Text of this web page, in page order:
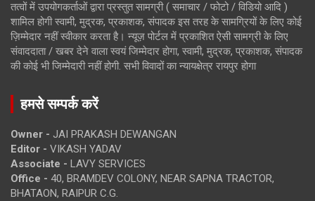
तत्वों में उपयोगकर्ताओं द्वारा प्रस्तुत सामग्री ( समाचार / फोटो / विडियो आदि )
शामिल होगी स्वामी, मुद्रक, प्रकाशक, संपादक इस तरह के सामग्रियों के लिए कोई
ज़िम्मेदार नहीं स्वीकार करता है। न्यूज़ पोर्टल में प्रकाशित ऐसी सामग्री के लिए
संवाददाता / खबर देने वाला स्वयं जिम्मेदार होगा, स्वामी, मुद्रक, प्रकाशक, संपादक
की कोई भी जिम्मेदारी नहीं होगी. सभी विवादों का न्यायक्षेत्र रायपुर होगा
हमसे सम्पर्क करें
Owner - JAI PRAKASH DEWANGAN
Editor - VIKASH YADAV
Associate - LAVY SERVICES
Office - 40, BRAMDEV COLONY, NEAR SAPNA TRACTOR,
BHATAON, RAIPUR C.G.